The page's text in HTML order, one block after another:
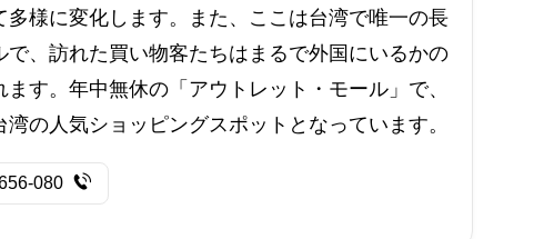
様に変化します。また、ここは台湾で唯一の長
、訪れた買い物客たちはまるで外国にいるかの
す。年中無休の「アウトレット・モール」で、
の人気ショッピングスポットとなっています。
080